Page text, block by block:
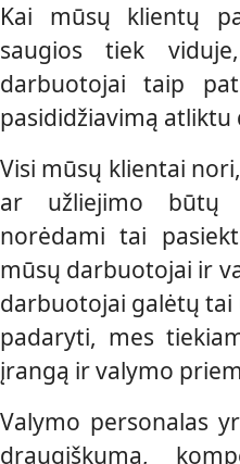
Kai mūsų klientų
saugios tiek
darbuotojai taip
pasididžiavimą atliktu
Visi mūsų klientai
ar užliejimo būtų
norėdami tai
mūsų darbuotojai ir
darbuotojai galėtų
padaryti, mes
įrangą ir valymo
Valymo personalas
draugiškumą,